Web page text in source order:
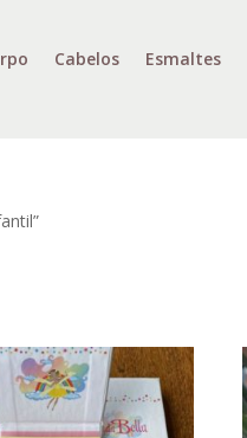
Cabelos Esmaltes